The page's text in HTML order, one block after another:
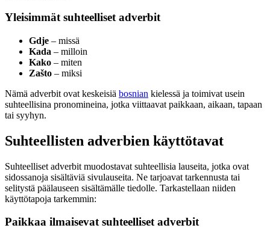
Yleisimmät suhteelliset adverbit
Gdje – missä
Kada – milloin
Kako – miten
Zašto – miksi
Nämä adverbit ovat keskeisiä bosnian kielessä ja toimivat usein
suhteellisina pronomineina, jotka viittaavat paikkaan, aikaan, tapaan
tai syyhyn.
Suhteellisten adverbien käyttötavat
Suhteelliset adverbit muodostavat suhteellisia lauseita, jotka ovat
sidossanoja sisältäviä sivulauseita. Ne tarjoavat tarkennusta tai
selitystä päälauseen sisältämälle tiedolle. Tarkastellaan niiden
käyttötapoja tarkemmin:
Paikkaa ilmaisevat suhteelliset adverbit